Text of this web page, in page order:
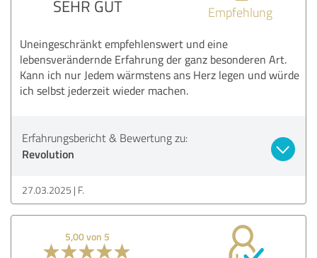
SEHR GUT Empfehlung
Uneingeschränkt empfehlenswert und eine
lebensverändernde Erfahrung der ganz besonderen Art.
Kann ich nur Jedem wärmstens ans Herz legen und würde
ich selbst jederzeit wieder machen.
Erfahrungsbericht & Bewertung zu:
Revolution
27.03.2025 F.
5,00 von 5